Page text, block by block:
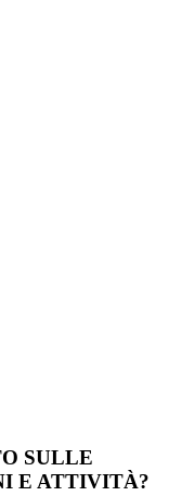
SULLE
E ATTIVITÀ?